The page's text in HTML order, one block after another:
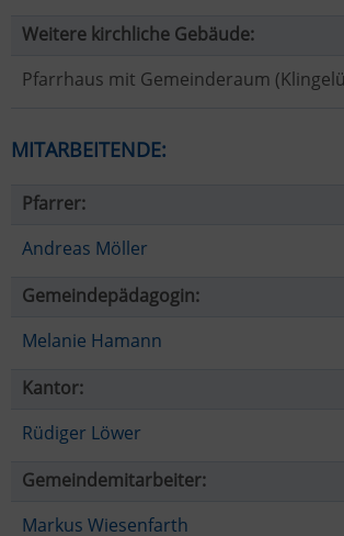
Weitere kirchliche Gebäude:
Pfarrhaus mit Gemeinderaum
MITARBEITENDE:
Pfarrer:
Andreas Möller
Gemeindepädagogin:
Melanie Hamann
Kantor:
Rüdiger Löwer
Gemeindemitarbeiter:
Markus Wiesenfarth